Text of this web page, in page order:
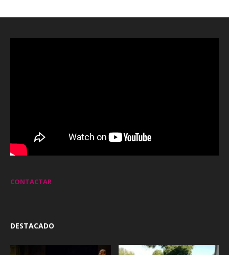
CONTACTAR
DESTACADO